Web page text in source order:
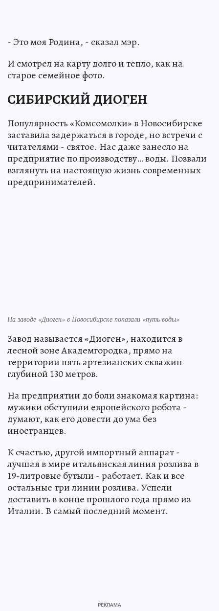
- Это моя Родина, - сказал мэр.
И смотрел на карту долго и тепло, как на
старое семейное фото.
СИБИРСКИЙ ДИОГЕН
Популярность «Комсомолки» в Новосибирске
заставила задержаться в городе, но встречи с
читателями - святое. Нас даже занесло на
предприятие по производству… воды. Позвали
взглянуть на настоящую жизнь современных
предпринимателей.
На заводе «Диоген» в Новосибирске показали «путь воды»
Завод называется «Диоген», находится в
лесной зоне Академгородка, прямо на
территории пять артезианских скважин
глубиной 130 метров.
На предприятии до боли знакомая картина:
мужики обступили европейского робота -
думают, как его довести до ума без
иностранцев.
К счастью, другой импортный аппарат -
лучшая в мире итальянская линия розлива в
19-литровые бутыли - работает. Как и все
остальные три линии розлива. Успели
доставить в конце прошлого года прямо из
Италии. В самый последний момент.